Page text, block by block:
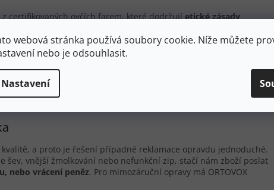
webová stránka používá soubory cookie. Níže můžete
nebo je odsouhlasit.
Nastavení
z certifikovaných ovčích farem, které dodržují etické zásady
svojí kvalitou náročným požadavkům značky ORTOVOX.
Vlna samotná je100% ekologická,
pohodlí a pocit hebkosti poskytuje Merino vlna díky
vlněné příze. Tato vlna navíc výborně
podmínek. K tomu všemu Merino vlna díky svým
a je velmi snadné se o ni starat.
kvalitě, a proto je řešení případné reklamace opravdu jednoduché.
šev, vnější žmolkování nebo nefunkční zip, stačí nám zboží poslat
nebo vrácení peněz. Pro mimozáruční opravy má ORTOVOX